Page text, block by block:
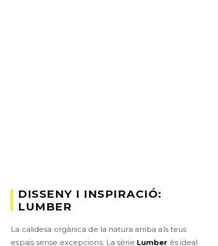
DISSENY I INSPIRACIÓ:
LUMBER
La calidesa orgànica de la natura arriba als teus
espais sense excepcions. La sèrie Lumber és ideal